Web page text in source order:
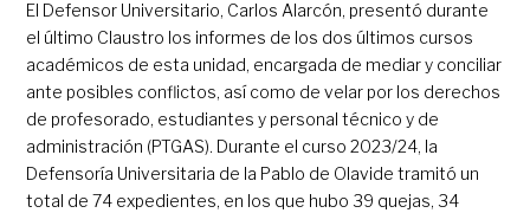
El Defensor Universitario, Carlos Alarcón, presentó durante
el último Claustro los informes de los dos últimos cursos
académicos de esta unidad, encargada de mediar y conciliar
ante posibles conflictos, así como de velar por los derechos
de profesorado, estudiantes y personal técnico y de
administración (PTGAS). Durante el curso 2023/24, la
Defensoría Universitaria de la Pablo de Olavide tramitó un
total de 74 expedientes, en los que hubo 39 quejas, 34